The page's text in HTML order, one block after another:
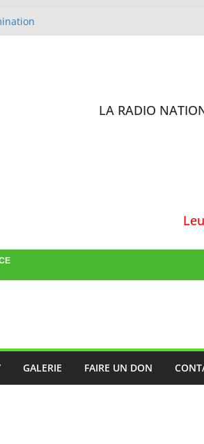
de Cobaya en
de
:
la confirmation
LA RADIO
Leur voix
GALERIE FAIRE UN DON